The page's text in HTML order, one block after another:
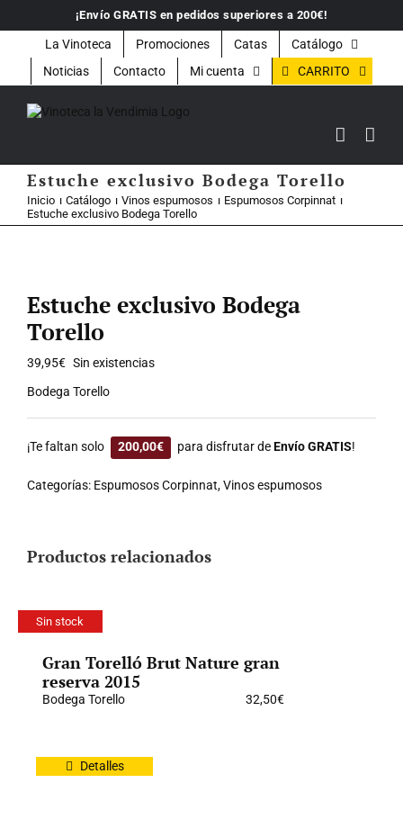
contenido
¡Envío GRATIS en pedidos superiores a 200€!
La Vinoteca Promociones Catas
Catálogo
Noticias
Contacto Mi cuenta CARRITO
Estuche exclusivo Bodega Torello
Inicio Catálogo Vinos espumosos
Espumosos Corpinnat
Estuche exclusivo Bodega Torello
Estuche exclusivo Bodega
Torello
39,95€ Sin existencias
Bodega Torello
¡Te faltan solo 200,00€ para disfrutar deEnvío GRATIS!
Categorías: Espumosos Corpinnat,Vinos espumosos
Productos relacionados
Sin stock
Gran Torelló Brut Nature gran
reserva 2015
Bodega Torello 32,50€
Detalles